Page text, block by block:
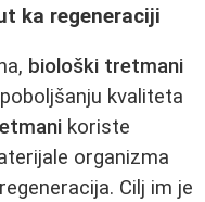
ka regeneraciji
biološki tretmani
kvaliteta
koriste
organizma
Cilj im je